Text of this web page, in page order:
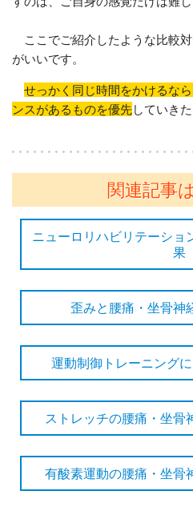
ここでご紹介したような比較
がいいです。
せっかく同じ時間をかけるな
ンスがあるものを優先していき
関連記事
ニューロリハビリテーショ
果
歪みと腰痛・坐骨神
運動制御トレーニング
ストレッチの腰痛・坐骨
有酸素運動の腰痛・坐骨